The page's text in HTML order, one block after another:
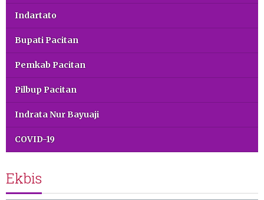
Indartato
Bupati Pacitan
Pemkab Pacitan
Pilbup Pacitan
Indrata Nur Bayuaji
COVID-19
Ekbis